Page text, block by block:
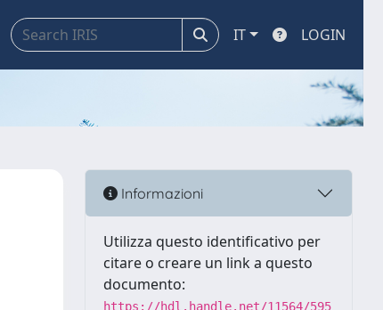
IT LOGIN
Informazioni
Utilizza questo identificativo per
citare o creare un link a questo
documento:
https://hdl.handle.net/11564/595